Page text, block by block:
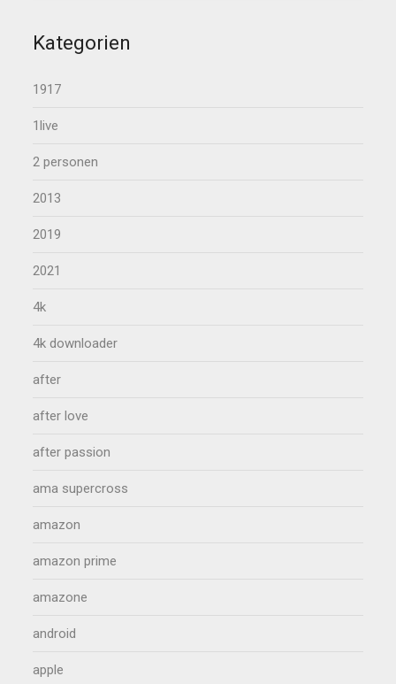
Kategorien
1917
1live
2 personen
2013
2019
2021
4k
4k downloader
after
after love
after passion
ama supercross
amazon
amazon prime
amazone
android
apple